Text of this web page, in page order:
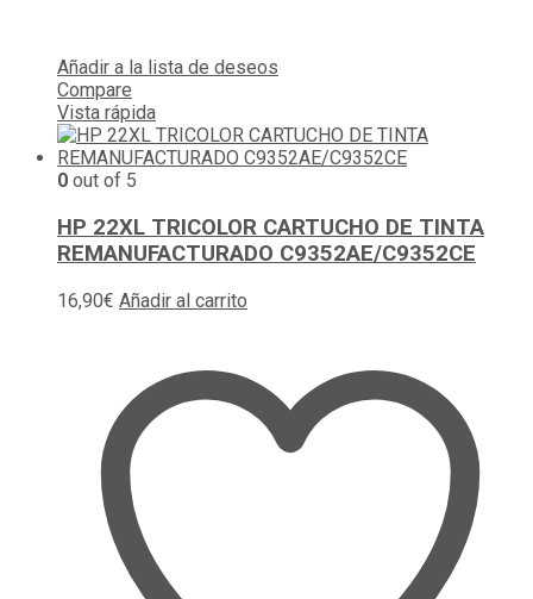
Añadir a la lista de deseos
Compare
Vista rápida
0 out of 5
HP 22XL TRICOLOR CARTUCHO DE TINTA
REMANUFACTURADO C9352AE/C9352CE
16,90€ Añadir al carrito